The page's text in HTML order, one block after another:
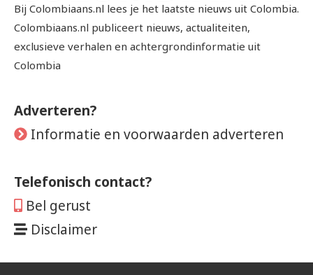
Bij Colombiaans.nl lees je het laatste nieuws uit Colombia.
Colombiaans.nl publiceert nieuws, actualiteiten,
exclusieve verhalen en achtergrondinformatie uit
Colombia
Adverteren?
Informatie en voorwaarden adverteren
Telefonisch contact?
Bel gerust
Disclaimer